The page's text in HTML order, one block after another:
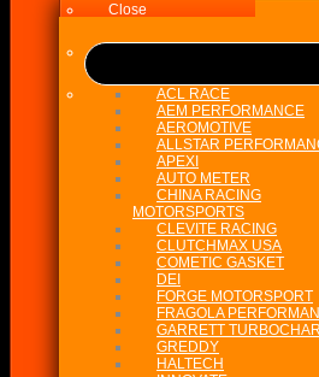
Close
ACL RACE
AEM PERFORMANCE
AEROMOTIVE
ALLSTAR
APEXI
AUTO METER
CHINA RACING
MOTORSPORTS
CLEVITE RACING
CLUTCHMAX USA
COMETIC GASKET
DEI
FORGE MOTORSPORT
FRAGOLA
GARRETT
GREDDY
HALTECH